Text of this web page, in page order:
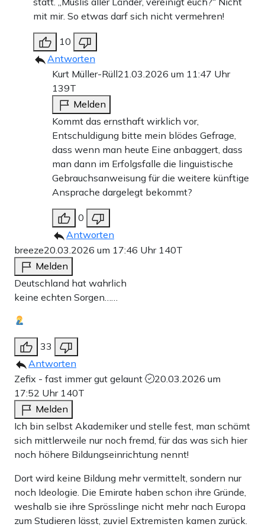
mit mir. So etwas darf sich nicht vermehren!
10
Antworten
Kurt Müller-Rüll21.03.2026 um 11:47 Uhr
139T
Melden
Kommt das ernsthaft wirklich vor,
Entschuldigung bitte mein blödes Gefrage,
dass wenn man heute Eine anbaggert, dass
man dann im Erfolgsfalle die linguistische
Gebrauchsanweisung für die weitere künftige
Ansprache dargelegt bekommt?
0
Antworten
breeze20.03.2026 um 17:46 Uhr 140T
Melden
Deutschland hat wahrlich
keine echten Sorgen……
33
Antworten
Zefix - fast immer gut gelaunt
20.03.2026 um
17:52 Uhr 140T
Melden
Ich bin selbst Akademiker und stelle fest, man schämt
sich mittlerweile nur noch fremd, für das was sich hier
noch höhere Bildungseinrichtung nennt!
Dort wird keine Bildung mehr vermittelt, sondern nur
noch Ideologie. Die Emirate haben schon ihre Gründe,
weshalb sie ihre Sprösslinge nicht mehr nach Europa
zum Studieren lässt, zuviel Extremisten kamen zurück.